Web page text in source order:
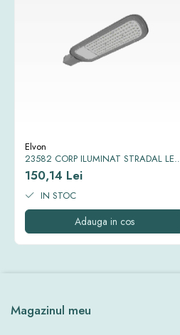
Elvon
23582 CORP ILUMINAT STRADAL LED
SMD EQUINOX II 6500K IP65 30W
150,14 Lei
IN STOC
Adauga in cos
Magazinul meu